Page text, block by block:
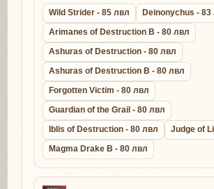
Wild Strider - 85 лвл
Deinonychus - 83
Arimanes of Destruction B - 80 лвл
Ashuras of Destruction - 80 лвл
Ashuras of Destruction B - 80 лвл
Forgotten Victim - 80 лвл
Guardian of the Grail - 80 лвл
Iblis of Destruction - 80 лвл
Judge of
Magma Drake B - 80 лвл